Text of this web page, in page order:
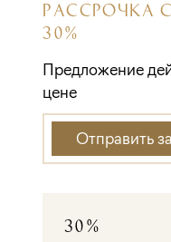
РАССРОЧКА
30%
Предложение
цене
Отправить
30%